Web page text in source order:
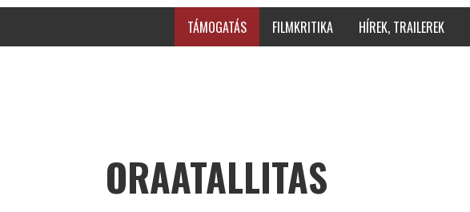
TÁMOGATÁS FILMKRITIKA HÍREK, TRAILEREK
ORAATALLITAS